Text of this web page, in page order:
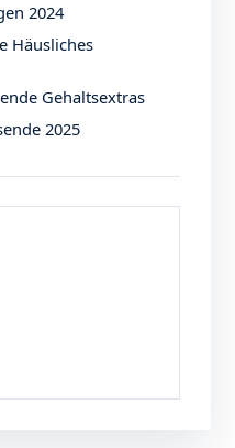
2024
Häusliches
Gehaltsextras
2025